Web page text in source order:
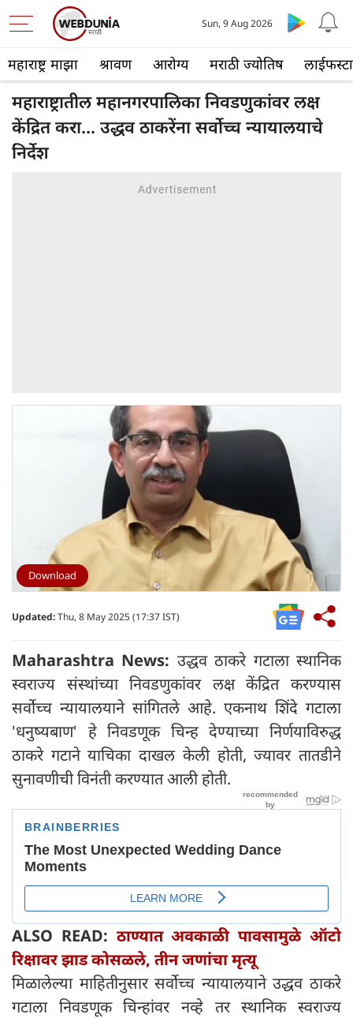
महाराष्ट्र माझा श्रावण आरोग्य मराठी ज्योतिष
Sun, 9 Aug 2026
महाराष्ट्रातील महानगरपालिका निवडणुकांवर लक्ष
केंद्रित करा... उद्धव ठाकरेंना सर्वोच्च न्यायालयाचे
निर्देश
Download
Updated:Thu, 8 May 2025 (17:37 IST)
Maharashtra News: उद्धव ठाकरे गटाला स्थानिक
स्वराज्य संस्थांच्या निवडणुकांवर लक्ष केंद्रित करण्यास
सर्वोच्च न्यायालयाने सांगितले आहे. एकनाथ शिंदे गटाला
'धनुष्यबाण' हे निवडणूक चिन्ह देण्याच्या निर्णयाविरुद्ध
ठाकरे गटाने याचिका दाखल केली होती, ज्यावर तातडीने
सुनावणीची विनंती करण्यात आली होती.
ALSO READ: ठाण्यात अवकाळी पावसामुळे ऑटो
रिक्षावर झाड कोसळले, तीन जणांचा मृत्यू
मिळालेल्या माहितीनुसार सर्वोच्च न्यायालयाने उद्धव ठाकरे
गटाला निवडणूक चिन्हांवर नव्हे तर स्थानिक स्वराज्य